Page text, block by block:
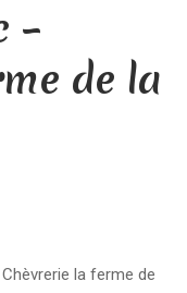
–
de la
la ferme de